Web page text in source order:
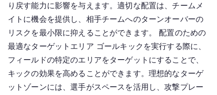
り戻す能力に影響を与えます。適切な配置は、チームメ
イトに機会を提供し、相手チームへのターンオーバーの
リスクを最小限に抑えることができます。 配置のための
最適なターゲットエリア ゴールキックを実行する際に、
フィールドの特定のエリアをターゲットにすることで、
キックの効果を高めることができます。理想的なターゲ
ットゾーンには、選手がスペースを活用し、攻撃プレー